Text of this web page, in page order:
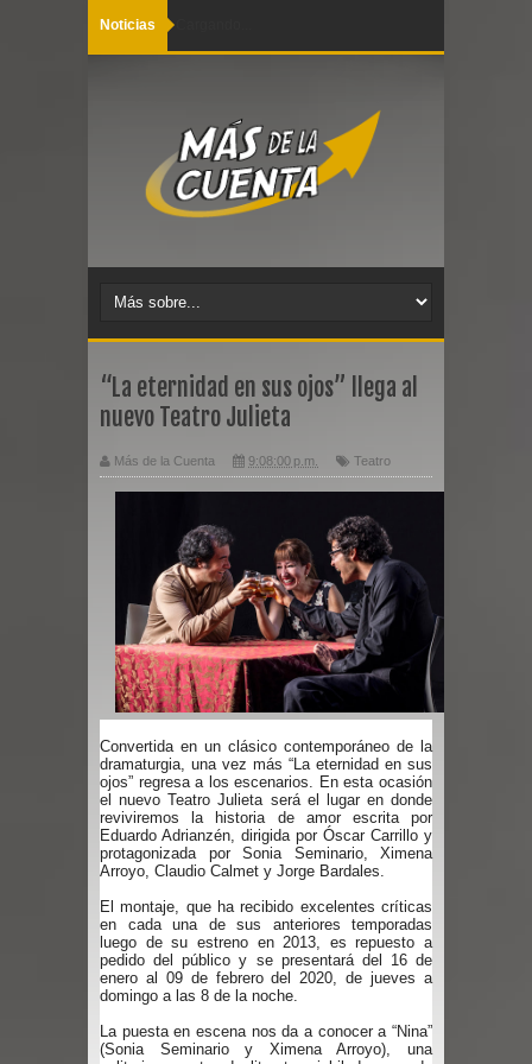
Noticias
“La eternidad en sus ojos” llega al
nuevo Teatro Julieta
Más de la Cuenta 9:08:00 p.m. Teatro
Convertida en un clásico contemporáneo de la
dramaturgia, una vez más “La eternidad en sus
ojos” regresa a los escenarios. En esta ocasión
el nuevo Teatro Julieta será el lugar en donde
reviviremos la historia de amor escrita por
Eduardo Adrianzén, dirigida por Óscar Carrillo y
protagonizada por Sonia Seminario, Ximena
Arroyo, Claudio Calmet y Jorge Bardales.
El montaje, que ha recibido excelentes críticas
en cada una de sus anteriores temporadas
luego de su estreno en 2013, es repuesto a
pedido del público y se presentará del 16 de
enero al 09 de febrero del 2020, de jueves a
domingo a las 8 de la noche.
La puesta en escena nos da a conocer a “Nina”
(Sonia Seminario y Ximena Arroyo), una